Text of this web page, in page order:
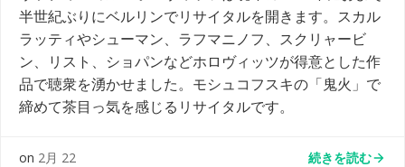
半世紀ぶりにベルリンでリサイタルを開きます。スカル
ラッティやシューマン、ラフマニノフ、スクリャービ
ン、リスト、ショパンなどホロヴィッツが得意とした作
品で聴衆を湧かせました。モシュコフスキの「鬼火」で
締めて茶目っ気を感じるリサイタルです。
on 2月 22 続きを読む